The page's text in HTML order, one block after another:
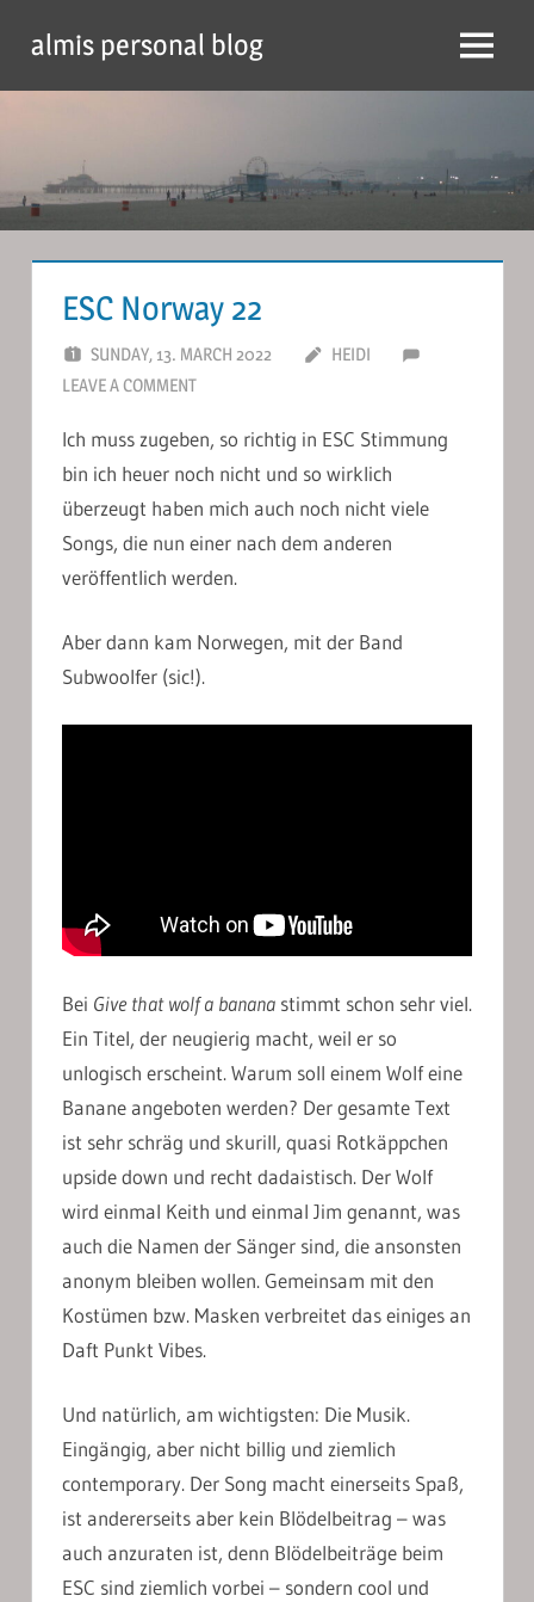
content
almis personal blog Menu
ESC Norway 22
SUNDAY, 13. MARCH 2022
HEIDI
LEAVE A COMMENT
Ich muss zugeben, so richtig in ESC Stimmung
bin ich heuer noch nicht und so wirklich
überzeugt haben mich auch noch nicht viele
Songs, die nun einer nach dem anderen
veröffentlich werden.
Aber dann kam Norwegen, mit der Band
Subwoolfer (sic!).
Bei Give that wolf a banana stimmt schon sehr viel.
Ein Titel, der neugierig macht, weil er so
unlogisch erscheint. Warum soll einem Wolf eine
Banane angeboten werden? Der gesamte Text
ist sehr schräg und skurill, quasi Rotkäppchen
upside down und recht dadaistisch. Der Wolf
wird einmal Keith und einmal Jim genannt, was
auch die Namen der Sänger sind, die ansonsten
anonym bleiben wollen. Gemeinsam mit den
Kostümen bzw. Masken verbreitet das einiges an
Daft Punkt Vibes.
Und natürlich, am wichtigsten: Die Musik.
Eingängig, aber nicht billig und ziemlich
contemporary. Der Song macht einerseits Spaß,
ist andererseits aber kein Blödelbeitrag – was
auch anzuraten ist, denn Blödelbeiträge beim
ESC sind ziemlich vorbei – sondern cool und